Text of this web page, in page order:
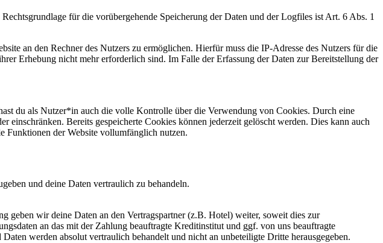
für die vorübergehende Speicherung der Daten und der Logfiles ist Art. 6 Abs. 1
an den Rechner des Nutzers zu ermöglichen. Hierfür muss die IP-Adresse des Nutzers für die
Erhebung nicht mehr erforderlich sind. Im Falle der Erfassung der Daten zur Bereitstellung der
du als Nutzer*in auch die volle Kontrolle über die Verwendung von Cookies. Durch eine
Bereits gespeicherte Cookies können jederzeit gelöscht werden. Dies kann auch
Funktionen der Website vollumfänglich nutzen.
und deine Daten vertraulich zu behandeln.
wir deine Daten an den Vertragspartner (z.B. Hotel) weiter, soweit dies zur
an das mit der Zahlung beauftragte Kreditinstitut und ggf. von uns beauftragte
werden absolut vertraulich behandelt und nicht an unbeteiligte Dritte herausgegeben.